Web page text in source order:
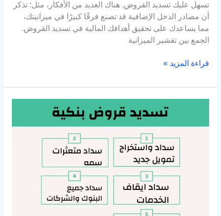
تسهل عليك تسديد القروض. هناك العديد من الأفكار، مثل: تذكر
أن مصادر الدخل الإضافية قد تصنع فرقًا كبيرًا في ميزانيتك،
مما يساعدك على تحقيق أهدافك المالية في تسديد القروض.
الجمع بين تقشير الميزانية
قراءة المزيد »
الرياض
0540925086